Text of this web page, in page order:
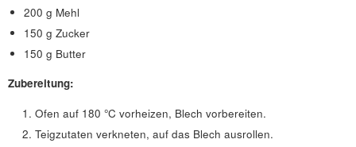
200 g Mehl
150 g Zucker
150 g Butter
Zubereitung:
Ofen auf 180 °C vorheizen, Blech vorbereiten.
Teigzutaten verkneten, auf das Blech ausrollen.